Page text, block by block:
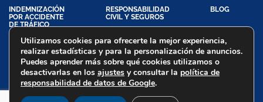
INDEMNIZACIÓN
POR ACCIDENTE
DE TRÁFICO
RESPONSABILIDAD
CIVIL Y SEGUROS
BLOG
Aviso Legal Política de Privacidad
Política de Cookies
Declaración de Accesibilidad
Utilizamos cookies para ofrecerte la mejor experiencia,
realizar estadísticas y para la personalización de anuncios.
Puedes aprender más sobre qué cookies utilizamos o
desactivarlas en los ajustes y consultar la política de
responsabilidad de datos de Google.